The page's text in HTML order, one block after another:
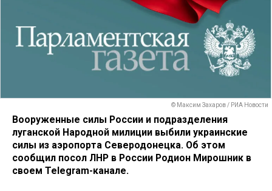
© Максим Захаров / РИА Новости
Вооруженные силы России и подразделения
луганской Народной милиции выбили украинские
силы из аэропорта Северодонецка. Об этом
сообщил посол ЛНР в России Родион Мирошник в
своем Telegram-канале.